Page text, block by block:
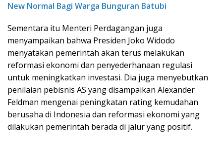
New Normal Bagi Warga Bunguran Batubi
Sementara itu Menteri Perdagangan juga
menyampaikan bahwa Presiden Joko Widodo
menyatakan pemerintah akan terus melakukan
reformasi ekonomi dan penyederhanaan regulasi
untuk meningkatkan investasi. Dia juga menyebutkan
penilaian pebisnis AS yang disampaikan Alexander
Feldman mengenai peningkatan rating kemudahan
berusaha di Indonesia dan reformasi ekonomi yang
dilakukan pemerintah berada di jalur yang positif.